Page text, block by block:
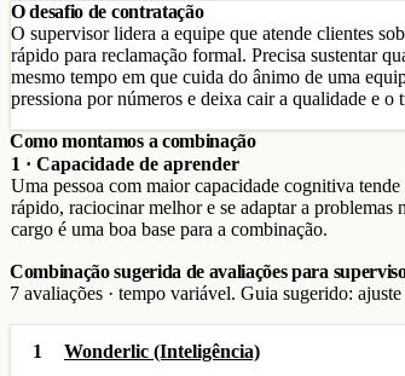
O desafio de contratação
O supervisor lidera a equipe que atende clientes
rápido para reclamação formal. Precisa sustentar
mesmo tempo em que cuida do ânimo de uma
pressiona por números e deixa cair a qualidade e o
Como montamos a combinação
1 · Capacidade de aprender
Uma pessoa com maior capacidade cognitiva tende
rápido, raciocinar melhor e se adaptar a problemas
cargo é uma boa base para a combinação.
Combinação sugerida de avaliações para
7 avaliações · tempo variável. Guia sugerido: ajuste
1 Wonderlic (Inteligência)